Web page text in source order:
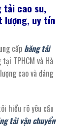
tải cao su,
lượng, uy tín
cấp băng tải
TPHCM và Hà
cao và đáng
hiểu rõ yêu cầu
tải vận chuyển